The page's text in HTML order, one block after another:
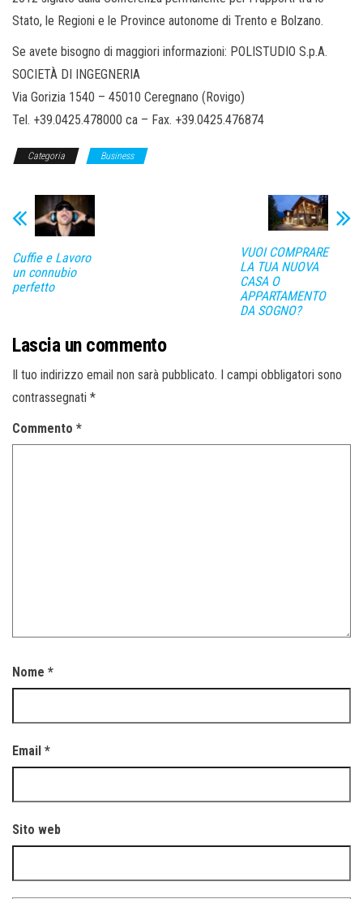
Stato, le Regioni e le Province autonome di Trento e Bolzano.
Se avete bisogno di maggiori informazioni: POLISTUDIO S.p.A.
SOCIETÀ DI INGEGNERIA
Via Gorizia 1540 – 45010 Ceregnano (Rovigo)
Tel. +39.0425.478000 ca – Fax. +39.0425.476874
Categoria Business
Cuffie e Lavoro
un connubio
perfetto
VUOI COMPRARE
LA TUA NUOVA
CASA O
APPARTAMENTO
DA SOGNO?
Lascia un commento
Il tuo indirizzo email non sarà pubblicato. I campi obbligatori sono
contrassegnati *
Commento *
Nome *
Email *
Sito web